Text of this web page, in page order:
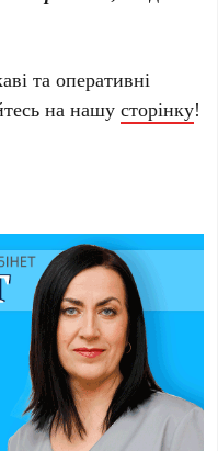
та оперативні
на нашусторінку!